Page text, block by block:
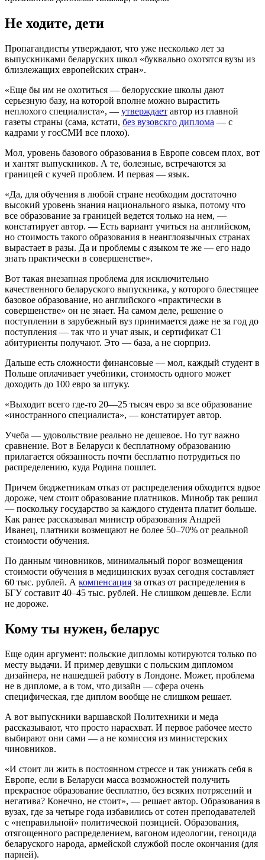
Не ходите, дети
Пропагандисты утверждают, что уже несколько лет за
выпускниками беларуских школ «буквально охотятся вузы из
близлежащих европейских стран».
«Еще бы им не охотиться — белорусские школы дают
серьезную базу, на которой вполне можно вырастить
неплохого специалиста», — утверждает автор из главной
газеты страны (сама, кстати, без вузовскго диплома — с
кадрами у госСМИ все плохо).
Мол, уровень базового образования в Европе совсем плох, вот
и хантят выпускников. А те, болезные, встречаются за
границей с кучей проблем. И первая — язык.
«Да, для обучения в любой стране необходим достаточно
высокий уровень знания национального языка, потому что
все образование за границей ведется только на нем, —
констатирует автор. — Есть вариант учиться на английском,
но стоимость такого образования в неанглоязычных странах
вырастает в разы. Да и проблемы с языком те же — его надо
знать практически в совершенстве».
Вот такая внезапная проблема для исключительно
качественного беларуского выпускника, у которого блестящее
базовое образование, но английского «практически в
совершенстве» он не знает. На самом деле, решение о
поступлении в зарубежный вуз принимается даже не за год до
поступления — так что и учат язык, и сертификат С1
абитуриенты получают. Это — база, а не сюрприз.
Дальше есть сложности финансовые — мол, каждый студент в
Польше оплачивает учебники, стоимость одного может
доходить до 100 евро за штуку.
«Выходит всего где-то 20—25 тысяч евро за все образование
«иностранного специалиста», — констатирует автор.
Учеба — удовольствие реально не дешевое. Но тут важно
сравнение. Вот в Беларуси к бесплатному образованию
прилагается обязанность почти бесплатно потрудиться по
распределению, куда Родина пошлет.
Причем бюджетникам отказ от распределения обходится вдвое
дороже, чем стоит образование платников. Минобр так решил
— поскольку государство за каждого студента платит больше.
Как ранее рассказывал министр образования Андрей
Иванец, платники возмещают не более 50–70% от реальной
стоимости обучения.
По данным чиновников, минимальный порог возмещения
стоимости обучения в медицинских вузах сегодня составляет
60 тыс. рублей. А компенсация за отказ от распределения в
БГУ составит 40–45 тыс. рублей. Не слишком дешевле. Если
не дороже.
Кому ты нужен, беларус
Еще один аргумент: польские дипломы котируются только по
месту выдачи. И пример девушки с польским дипломом
дизайнера, не нашедшей работу в Лондоне. Может, проблема
не в дипломе, а в том, что дизайн — сфера очень
специфическая, где диплом вообще не слишком решает.
А вот выпускники варшавской Политехники и меда
рассказывают, что просто нарасхват. И первое рабочее место
выбирают они сами — а не комиссия из министерских
чиновников.
«И стоит ли жить в постоянном стрессе и так унижать себя в
Европе, если в Беларуси масса возможностей получить
прекрасное образование бесплатно, без всяких потрясений и
негатива? Конечно, не стоит», — решает автор. Образования в
вузах, где за четыре года избавились от сотен преподавателей
с «неправильной» политической позицией. Образования,
отягощенного распределением, вагоном идеологии, геноцида
беларуского народа, армейской службой после окончания (для
парней).